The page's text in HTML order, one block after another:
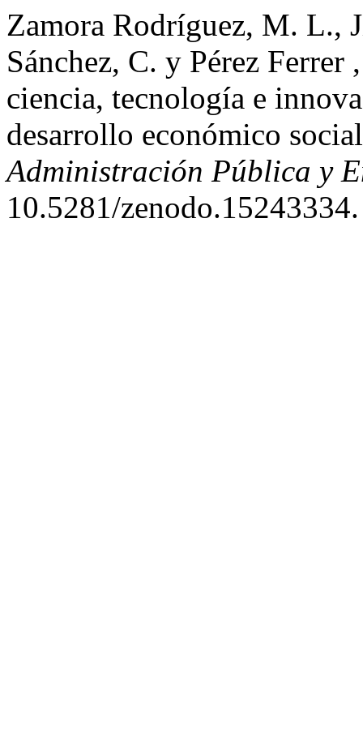
Zamora Rodríguez, M. L.,
Sánchez, C. y Pérez
ciencia, tecnología e
desarrollo económico
Administración Pública y
10.5281/zenodo.15243334.